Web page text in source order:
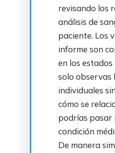
revisando los
análisis de
paciente. Los
informe son
en los
solo observas
individuales
cómo se
podrías
condición
De manera